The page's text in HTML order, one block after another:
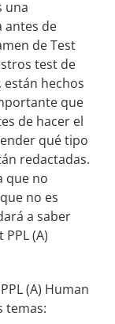
una
antes de
de Test
test de
están hechos
que
de hacer el
qué tipo
redactadas.
que no
no es
a saber
(A)
(A) Human
temas: